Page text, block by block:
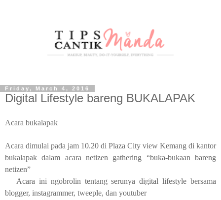
Friday, March 4, 2016
Digital Lifestyle bareng BUKALAPAK
Acara bukalapak
Acara dimulai pada jam 10.20 di Plaza City view Kemang di kantor
bukalapak dalam acara netizen gathering “buka-bukaan bareng
netizen”
Acara ini ngobrolin tentang serunya digital lifestyle bersama
blogger, instagrammer, tweeple, dan youtuber